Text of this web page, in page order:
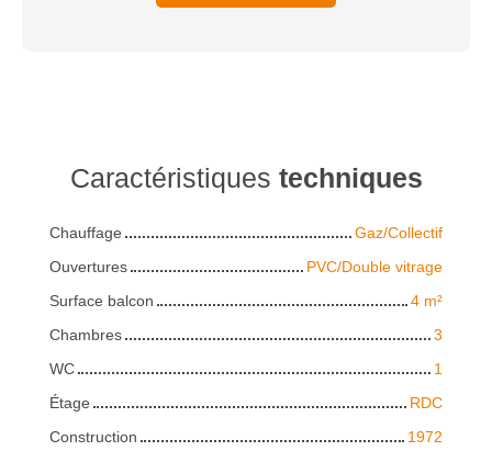
Caractéristiques techniques
Chauffage
Gaz/Collectif
Ouvertures
PVC/Double vitrage
Surface balcon
4 m²
Chambres
3
WC
1
Étage
RDC
Construction
1972